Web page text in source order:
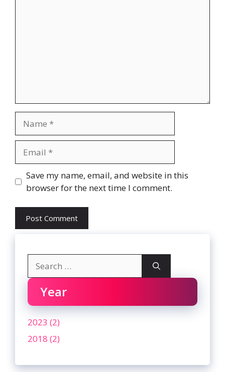
Website
Save my name, email, and website in this
browser for the next time I comment.
for:
Year
2023 (2)
2018 (2)